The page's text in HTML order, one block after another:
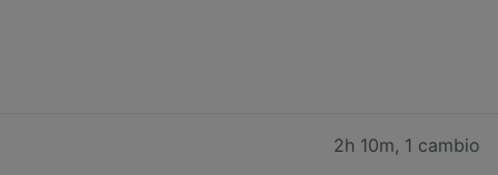
2h 10m, 1 cambio